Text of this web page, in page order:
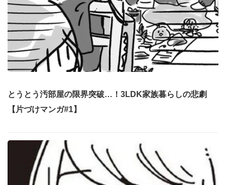
とうとう汚部屋の限界突破…！3LDK家族暮らしの悲劇
【片づけマンガ#1】